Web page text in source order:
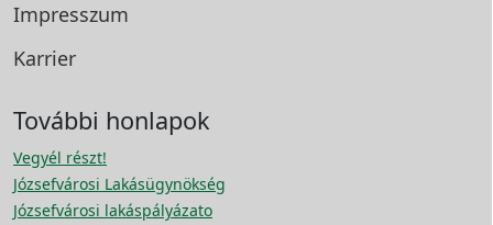
Impresszum
Karrier
További honlapok
Vegyél részt!
Józsefvárosi Lakásügynökség
Józsefvárosi lakáspályázato